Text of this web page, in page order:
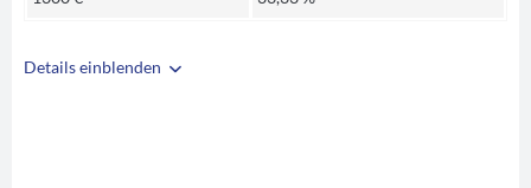
Details einblenden